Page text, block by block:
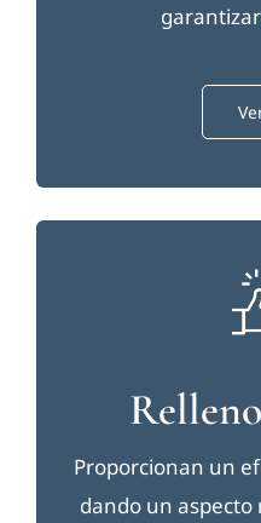
Proporcionan un
dando un